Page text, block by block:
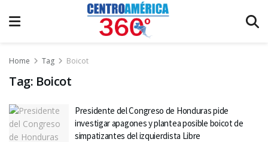
Home Tag Boicot
Tag: Boicot
Presidente del Congreso de Honduras pide
investigar apagones y plantea posible boicot de
simpatizantes del izquierdista Libre